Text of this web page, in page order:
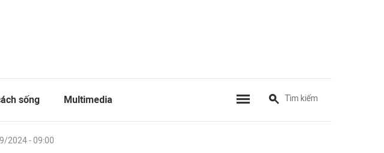
sống Multimedia
2024 - 09:00